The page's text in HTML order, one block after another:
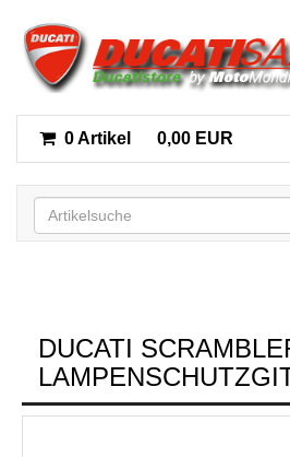
0 Artikel 0,00 EUR
DUCATI